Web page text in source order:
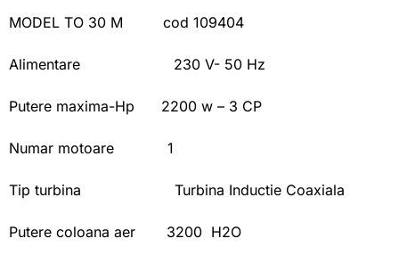
MODEL TO 30 M cod 109404
Alimentare 230 V- 50 Hz
Putere maxima-Hp 2200 w – 3 CP
Numar motoare 1
Tip turbina Turbina Inductie Coaxiala
Putere coloana aer 3200 H2O